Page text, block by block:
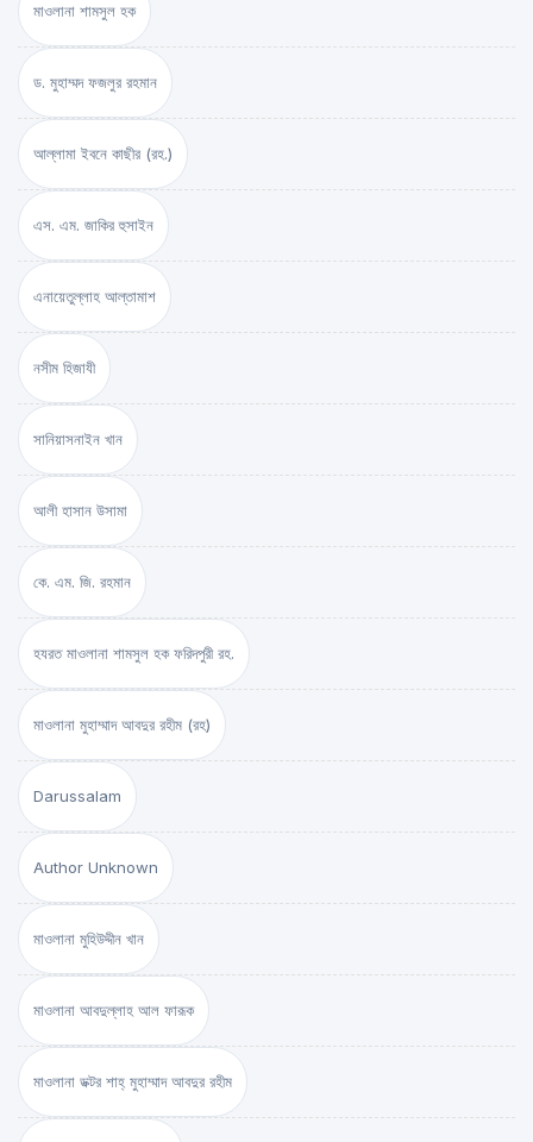
মাওলানা শামসুল হক
ড. মুহাম্মদ ফজলুর রহমান
আল্লামা ইবনে কাছীর (রহ.)
এস. এম. জাকির হুসাইন
এনায়েতুল্লাহ আল্‌তামাশ
নসীম হিজাযী
সানিয়াসনাইন খান
আলী হাসান উসামা
কে. এম. জি. রহমান
হযরত মাওলানা শামসুল হক ফরিদপুরী রহ.
মাওলানা মুহাম্মাদ আবদুর রহীম (রহ)
Darussalam
Author Unknown
মাওলানা মুহিউদ্দীন খান
মাওলানা আবদুল্লাহ আল ফারূক
মাওলানা ডক্টর শাহ্‌ মুহাম্মাদ আবদুর রহীম